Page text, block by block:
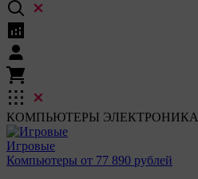
КОМПЬЮТЕРЫ ЭЛЕКТРОНИКА
Игровые
Компьютеры от 77 890 рублей